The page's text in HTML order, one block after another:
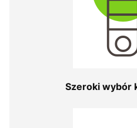
Szeroki wybór